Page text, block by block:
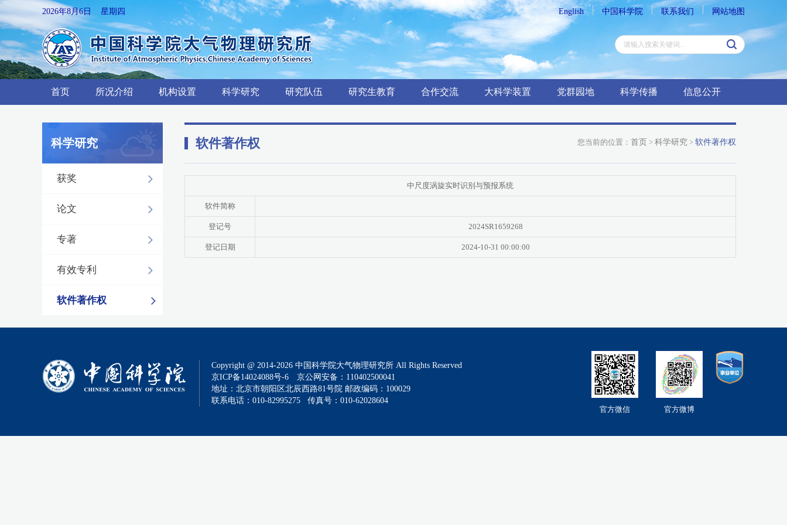
2026年8月6日 星期四 English 中国科学院 联系我们 网站地图
首页 所况介绍 机构设置 科学研究 研究队伍 研究生教育 合作交流 大科学装置 党群园地 科学传播 信息公开
科学研究
获奖
论文
专著
有效专利
软件著作权
软件著作权 您当前的位置： 首页 > 科学研究 > 软件著作权
中尺度涡旋实时识别与预报系统
软件简称
登记号 2024SR1659268
登记日期 2024-10-31 00:00:00
官方微信 官方微博
Copyright @ 2014-2026 中国科学院大气物理研究所 All Rights Reserved
京ICP备14024088号-6
京公网安备：110402500041
地址：北京市朝阳区北辰西路81号院 邮政编码：100029
联系电话：010-82995275 传真号：010-62028604